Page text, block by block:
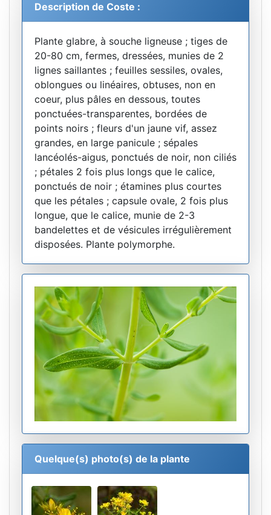
Description de Coste :
Plante glabre, à souche ligneuse ; tiges de
20-80 cm, fermes, dressées, munies de 2
lignes saillantes ; feuilles sessiles, ovales,
oblongues ou linéaires, obtuses, non en
coeur, plus pâles en dessous, toutes
ponctuées-transparentes, bordées de
points noirs ; fleurs d'un jaune vif, assez
grandes, en large panicule ; sépales
lancéolés-aigus, ponctués de noir, non ciliés
; pétales 2 fois plus longs que le calice,
ponctués de noir ; étamines plus courtes
que les pétales ; capsule ovale, 2 fois plus
longue, que le calice, munie de 2-3
bandelettes et de vésicules irrégulièrement
disposées. Plante polymorphe.
Quelque(s) photo(s) de la plante